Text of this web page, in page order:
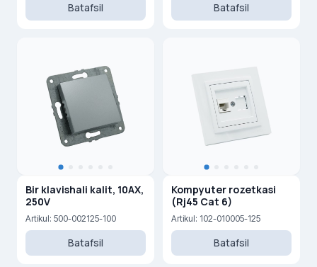
Batafsil Batafsil
Bir klavishali kalit, 10AX,
250V
Artikul: 500-002125-100
Batafsil
Kompyuter rozetkasi
(Rj45 Cat 6)
Artikul: 102-010005-125
Batafsil